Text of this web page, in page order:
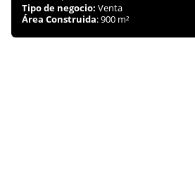
Tipo de negocio: Venta
Área Construida: 900 m²